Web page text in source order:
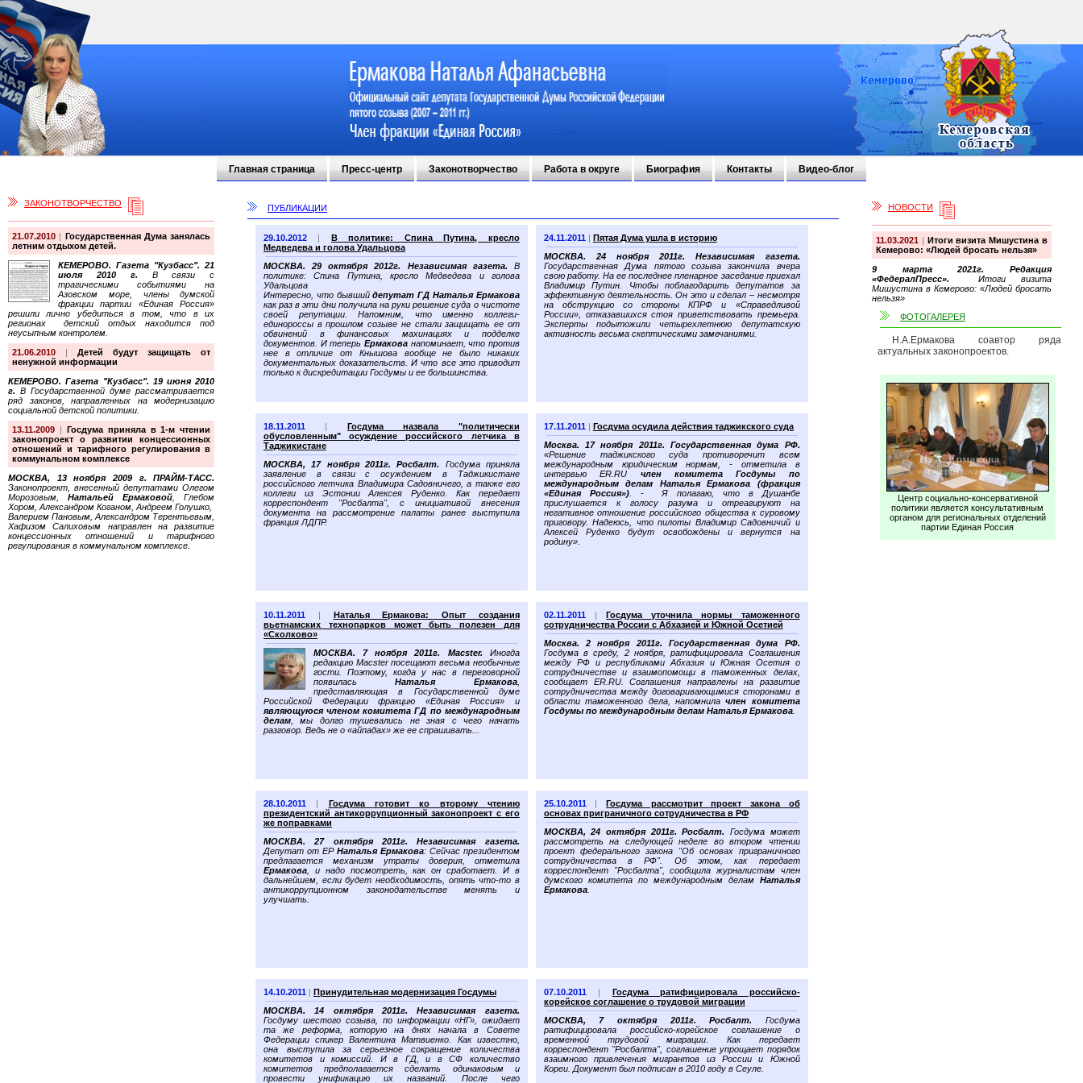
Главная страница Пресс-центр Законотворчество Работа в округе Биография Контакты Видео-блог
ЗАКОНОТВОРЧЕСТВО
21.07.2010 | Государственная Дума занялась
летним отдыхом детей.
КЕМЕРОВО. Газета "Кузбасс". 21
июля 2010 г. В связи с
трагическими событиями на
Азовском море, члены думской
фракции партии «Единая Россия»
решили лично убедиться в том, что в их
регионах детский отдых находится под
неусыпным контролем.
21.06.2010 |Детей будут защищать от
ненужной информации
КЕМЕРОВО. Газета "Кузбасс". 19 июня 2010
г.В Государственной думе рассматривается
ряд законов, направленных на модернизацию
социальной детской политики.
13.11.2009 | Госдума приняла в 1-м чтении
законопроект о развитии концессионных
отношений и тарифного регулирования в
коммунальном комплексе
МОСКВА, 13 ноября 2009 г. ПРАЙМ-ТАСС.
Законопроект, внесенный депутатами Олегом
Морозовым,Натальей Ермаковой , Глебом
Хором, Александром Коганом, Андреем Голушко,
Валерием Пановым, Александром Терентьевым,
Хафизом Салиховым направлен на развитие
концессионных отношений и тарифного
регулирования в коммунальном комплексе.
ПУБЛИКАЦИИ
29.10.2012 | В политике: Спина Путина, кресло
Медведева и голова Удальцова
МОСКВА. 29 октября 2012г. Независимая газета. В
политике: Спина Путина, кресло Медведева и голова
Удальцова
Интересно, что бывшийдепутат ГД Наталья Ермакова
как раз в эти дни получила на руки решение суда о чистоте
своей репутации. Напомним, что именно коллеги-
единороссы в прошлом созыве не стали защищать ее от
обвинений в финансовых махинациях и подделке
документов. И теперь Ермакованапоминает, что против
нее в отличие от Кнышова вообще не было никаких
документальных доказательств. И что все это приводит
только к дискредитации Госдумы и ее большинства.
24.11.2011| Пятая Дума ушла в историю
МОСКВА. 24 ноября 2011г. Независимая газета.
Государственная Дума пятого созыва закончила вчера
свою работу. На ее последнее пленарное заседание приехал
Владимир Путин. Чтобы поблагодарить депутатов за
эффективную деятельность. Он это и сделал – несмотря
на обструкцию со стороны КПРФ и «Справедливой
России», отказавшихся стоя приветствовать премьера.
Эксперты подытожили четырехлетнюю депутатскую
активность весьма скептическими замечаниями.
18.11.2011 | Госдума назвала "политически
обусловленным" осуждение российского летчика в
Таджикистане
МОСКВА, 17 ноября 2011г. Росбалт.
Госдума приняла
заявление в связи с осуждением в Таджикистане
российского летчика Владимира Садовничего, а также его
коллеги из Эстонии Алексея Руденко. Как передает
корреспондент "Росбалта", с инициативой внесения
документа на рассмотрение палаты ранее выступила
фракция ЛДПР.
17.11.2011| Госдума осудила действия таджикского суда
Москва. 17 ноября 2011г. Государственная дума РФ.
«Решение таджикского суда противоречит всем
международным юридическим нормам, - отметила в
интервью ER.RU член комитета Госдумы по
международным делам Наталья Ермакова
(фракция
«Единая Россия»). - Я полагаю, что в Душанбе
прислушается к голосу разума и отреагируют на
негативное отношение российского общества к суровому
приговору. Надеюсь, что пилоты Владимир Садовничий и
Алексей Руденко будут освобождены и вернутся на
родину».
10.11.2011 | Наталья Ермакова: Опыт создания
вьетнамских технопарков может быть полезен для
«Сколково»
МОСКВА. 7 ноября 2011г. Macster. Иногда
редакцию Macster посещают весьма необычные
гости. Поэтому, когда у нас в переговорной
появиласьНаталья Ермакова,
представляющая в Государственной думе
Российской Федерации фракцию «Единая Россия» и
являющуюся членом комитета ГД по международным
делам , мы долго тушевались не зная с чего начать
разговор. Ведь не о «айпадах» же ее спрашивать...
02.11.2011|Госдума уточнила нормы таможенного
сотрудничества России с Абхазией и Южной Осетией
Москва. 2 ноября 2011г. Государственная дума РФ.
Госдума в среду, 2 ноября, ратифицировала Соглашения
между РФ и республиками Абхазия и Южная Осетия о
сотрудничестве и взаимопомощи в таможенных делах,
сообщает ER.RU. Соглашения направлены на развитие
сотрудничества между договаривающимися сторонами в
области таможенного дела, напомнилачлен комитета
Госдумы по международным делам Наталья Ермакова.
28.10.2011 | Госдума готовит ко второму чтению
президентский антикоррупционный законопроект с его
же поправками
МОСКВА. 27 октября 2011г. Независимая газета.
Депутат от ЕР Наталья Ермакова: Сейчас президентом
предлагается механизм утраты доверия, отметила
Ермакова , и надо посмотреть, как он сработает. И в
дальнейшем, если будет необходимость, опять что-то в
антикоррупционном законодательстве менять и
улучшать.
25.10.2011|Госдума рассмотрит проект закона об
основах приграничного сотрудничества в РФ
МОСКВА, 24 октября 2011г. Росбалт.
Госдума может
рассмотреть на следующей неделе во втором чтении
проект федерального закона "Об основах приграничного
сотрудничества в РФ". Об этом, как передает
корреспондент "Росбалта", сообщила журналистам член
думского комитета по международным делам Наталья
Ермакова.
14.10.2011 | Принудительная модернизация Госдумы
МОСКВА. 14 октября 2011г. Независимая газета.
Госдуму шестого созыва, по информации «НГ», ожидает
та же реформа, которую на днях начала в Совете
Федерации спикер Валентина Матвиенко. Как известно,
она выступила за серьезное сокращение количества
комитетов и комиссий. И в ГД, и в СФ количество
комитетов предполагается сделать одинаковым и
провести унификацию их названий. После чего
07.10.2011| Госдума ратифицировала российско-
корейское соглашение о трудовой миграции
МОСКВА, 7 октября 2011г.Росбалт. Госдума
ратифицировала российско-корейское соглашение о
временной трудовой миграции. Как передает
корреспондент "Росбалта", соглашение упрощает порядок
взаимного привлечения мигрантов из России и Южной
Кореи. Документ был подписан в 2010 году в Сеуле.
НОВОСТИ
11.03.2021 | Итоги визита Мишустина в
Кемерово: «Людей бросать нельзя»
9 марта 2021г. Редакция
«ФедералПресс».
Итоги визита
Мишустина в Кемерово: «Людей бросать
нельзя»
ФОТОГАЛЕРЕЯ
Н.А.Ермакова соавтор ряда
актуальных законопроектов.
Центр социально-консервативной
политики является консультативным
органом для региональных отделений
партии Единая Россия